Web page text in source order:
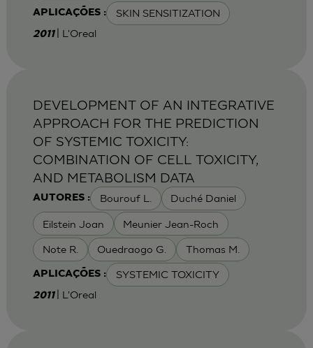
APLICAÇÕES : SKIN SENSITIZATION
2011 | L'Oreal
AUTORES : Bourouf L. Duché Daniel
Eilstein Joan Meunier Jean-Roch
Note R. Ouedraogo G. Thomas M.
APLICAÇÕES : SYSTEMIC TOXICITY
DEVELOPMENT OF AN INTEGRATIVE
APPROACH FOR THE PREDICTION
OF SYSTEMIC TOXICITY:
COMBINATION OF CELL TOXICITY,
AND METABOLISM DATA
2011 | L'Oreal